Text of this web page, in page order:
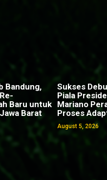
Bandung,
Baru untuk
Barat
Sukses
Piala
Mariano
Proses
August 5, 2026